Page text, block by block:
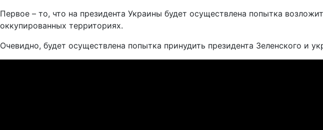
Первое – то, что на президента Украины будет осуществлена попытка
оккупированных территориях.
Очевидно, будет осуществлена попытка принудить президента Зеленского и